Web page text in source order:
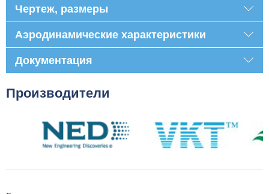
Чертеж, размеры
Аэродинамические характеристики
Документация
Производители